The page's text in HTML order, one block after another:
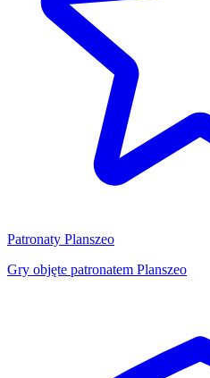
Patronaty Planszeo
Gry objęte patronatem Planszeo